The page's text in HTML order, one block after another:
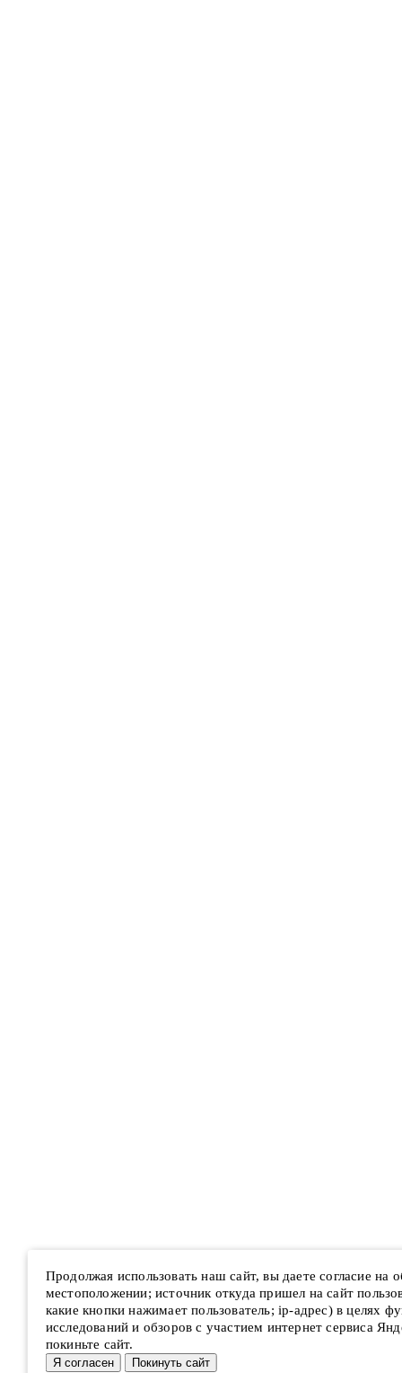
Продолжая использовать наш сайт, вы даете согласие на
местоположении; источник откуда пришел на сайт
какие кнопки нажимает пользователь; ip-адрес) в целях
исследований и обзоров с участием интернет сервиса
покиньте сайт.
Я согласен Покинуть сайт